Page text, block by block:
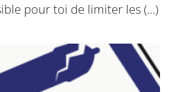
pour toi de limiter les (…)